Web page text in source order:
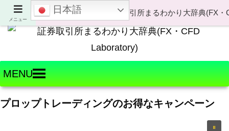
Welcome to FX・CFD Laboratory!
MENU
プロップトレーディングのお得なキャンペーン
メニュー
日本語